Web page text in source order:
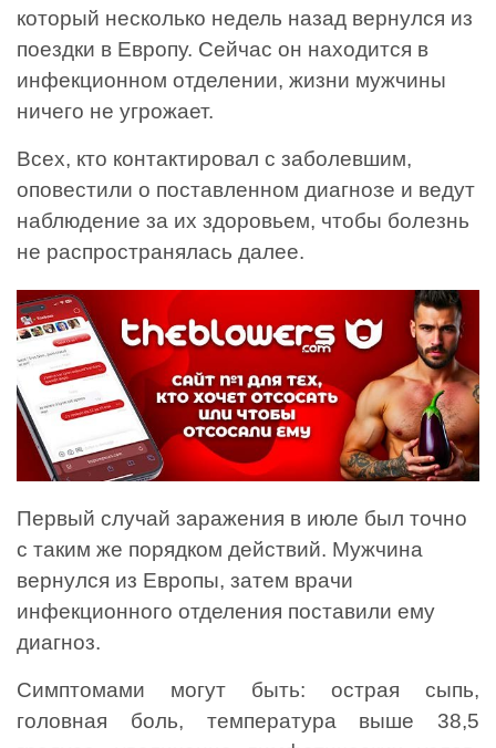
который несколько недель назад вернулся из
поездки в Европу. Сейчас он находится в
инфекционном отделении, жизни мужчины
ничего не угрожает.
Всех, кто контактировал с заболевшим,
оповестили о поставленном диагнозе и ведут
наблюдение за их здоровьем, чтобы болезнь
не распространялась далее.
Первый случай заражения в июле был точно
с таким же порядком действий. Мужчина
вернулся из Европы, затем врачи
инфекционного отделения поставили ему
диагноз.
Симптомами могут быть: острая сыпь,
головная боль, температура выше 38,5